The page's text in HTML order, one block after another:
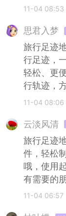
11-04 08:53
思君入梦
旅行足迹
行足迹，
轻松、更
行轨迹，
11-04 08:06
云淡风清
旅行足迹
件，轻松
哦，使用
有需要的
11-04 06:57